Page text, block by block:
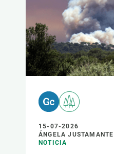
15-07-2026
ÁNGELA JUSTAMANTE
NOTICIA